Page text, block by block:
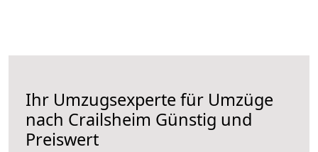
Ihr Umzugsexperte für Umzüge
nach Crailsheim Günstig und
Preiswert